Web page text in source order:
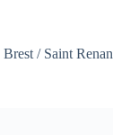
/ Saint Renan